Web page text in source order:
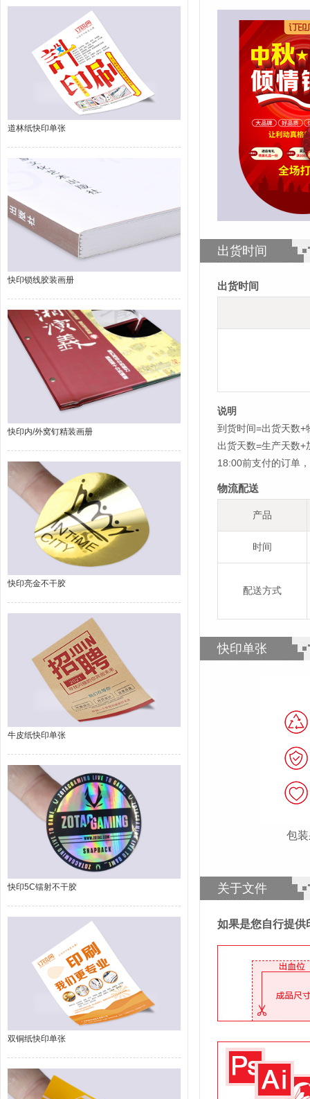
道林纸快印单张
快印锁线胶装画册
快印内/外窝钉精装画册
快印亮金不干胶
牛皮纸快印单张
快印5C镭射不干胶
双铜纸快印单张
出货时间
出货时间
说明
到货时间=出货天数+
出货天数=生产天数
18:00前支付的订单
物流配送
产品
时间
配送方式
快印单张
包
关于文件
如果是您自行提供